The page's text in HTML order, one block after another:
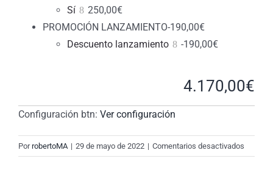
Sí
250,00€
PROMOCIÓN LANZAMIENTO-190,00€
Descuento lanzamiento
-190,00€
4.170,00€
Configuración btn: Ver configuración
PorrobertoMA | 29 de mayo de 2022 | Comentarios desactivados
New